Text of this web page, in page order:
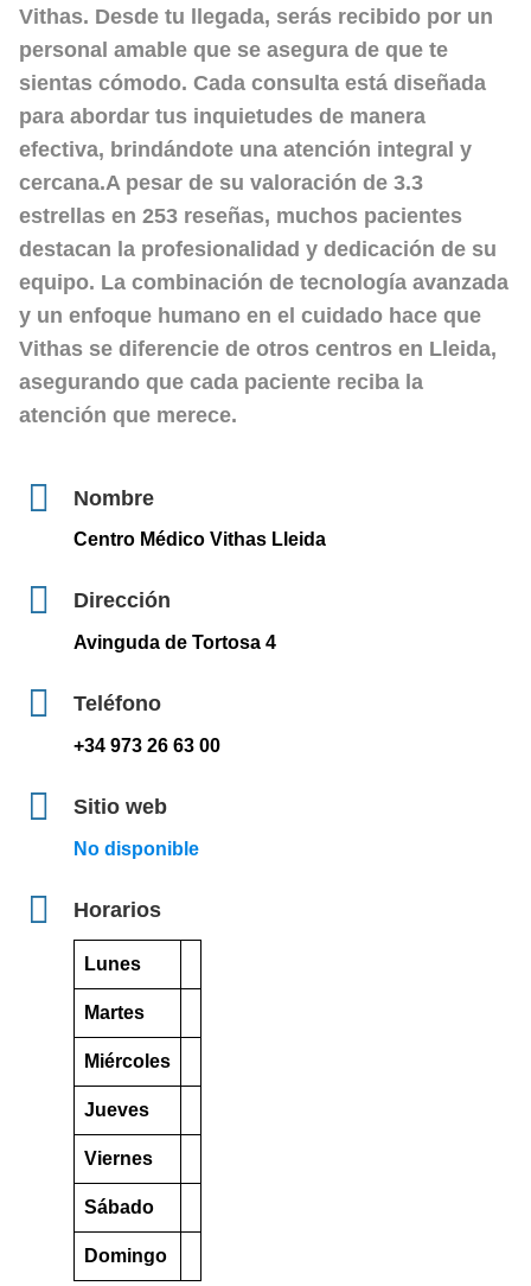
Vithas. Desde tu llegada, serás recibido por un
personal amable que se asegura de que te
sientas cómodo. Cada consulta está diseñada
para abordar tus inquietudes de manera
efectiva, brindándote una atención integral y
cercana.A pesar de su valoración de 3.3
estrellas en 253 reseñas, muchos pacientes
destacan la profesionalidad y dedicación de su
equipo. La combinación de tecnología avanzada
y un enfoque humano en el cuidado hace que
Vithas se diferencie de otros centros en Lleida,
asegurando que cada paciente reciba la
atención que merece.
Nombre
Centro Médico Vithas Lleida
Dirección
Avinguda de Tortosa 4
Teléfono
+34 973 26 63 00
Sitio web
No disponible
Horarios
Lunes
Martes
Miércoles
Jueves
Viernes
Sábado
Domingo